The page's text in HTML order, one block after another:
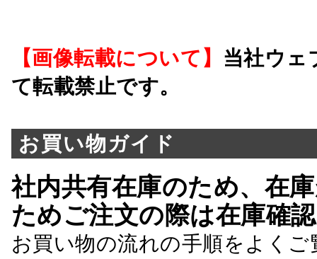
【画像転載について】 当社ウェ
て転載禁止です。
お買い物ガイド
社内共有在庫のため、在
ためご注文の際は在庫確
お買い物の流れの手順をよくご